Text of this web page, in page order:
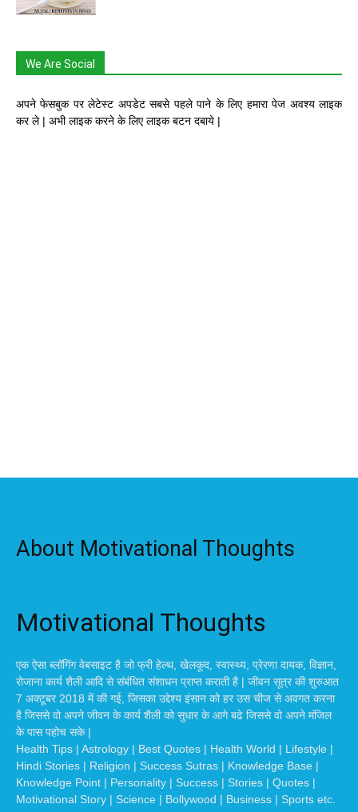
We Are Social
अपने फेसबुक पर लेटेस्ट अपडेट सबसे पहले पाने के लिए हमारा पेज अवश्य लाइक
कर ले | अभी लाइक करने के लिए लाइक बटन दबाये |
About Motivational Thoughts
Motivational Thoughts
एक ऐसा ब्लॉगिंग वेबसाइट है जो फ्री हेल्थ, खेलकूद, स्वास्थ्य, प्रेरणा दायक, विज्ञान,
रोजाना कार्य शैली आदि से संबंधित संशाधन प्राप्त कराती है | जीवन सूत्र की शुरुआत
7 अक्टूबर 2018 में की गई, जिसका उद्देश्य इंसान को हर उस चीज से अवगत करना
है जिससे वो अपने जीवन के कार्य शैली को सुधार के आगे बढे जिससे वो अपने मंजिल
के पास पहोच सके |
Health Tips | Astrology | Best Quotes | Health World | Lifestyle |
Hindi Stories | Religion | Success Sutras | Knowledge Base |
Knowledge Point | Personality | Success | Stories | Quotes |
Motivational Story | Science | Bollywood | Business | Sports etc.